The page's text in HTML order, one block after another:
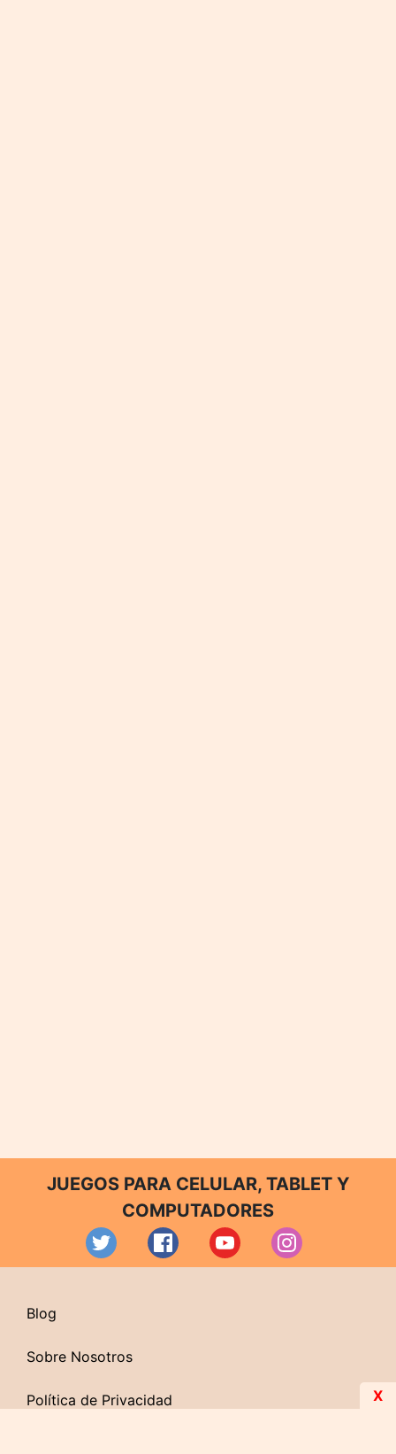
JUEGOS PARA CELULAR, TABLET Y
COMPUTADORES
Blog
Sobre Nosotros
Política de Privacidad X